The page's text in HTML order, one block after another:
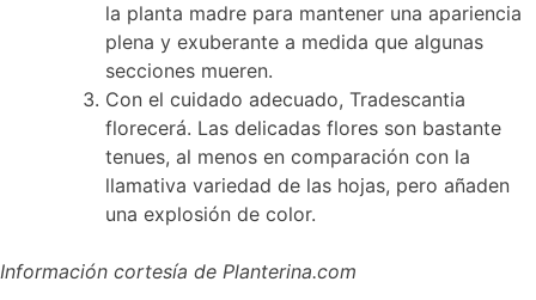
la planta madre para mantener una apariencia
plena y exuberante a medida que algunas
secciones mueren.
Con el cuidado adecuado, Tradescantia
florecerá. Las delicadas flores son bastante
tenues, al menos en comparación con la
llamativa variedad de las hojas, pero añaden
una explosión de color.
Información cortesía de Planterina.com